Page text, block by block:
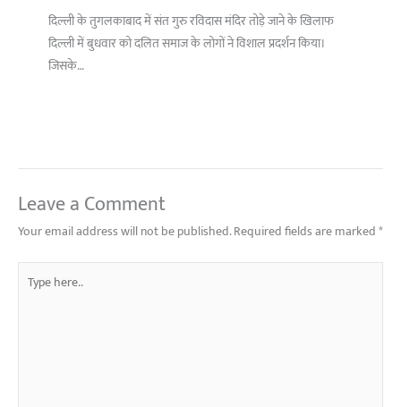
दिल्ली के तुगलकाबाद में संत गुरु रविदास मंदिर तोड़े जाने के खिलाफ
दिल्ली में बुधवार को दलित समाज के लोगों ने विशाल प्रदर्शन किया।
जिसके…
Leave a Comment
Your email address will not be published.Required fields are marked*
here..